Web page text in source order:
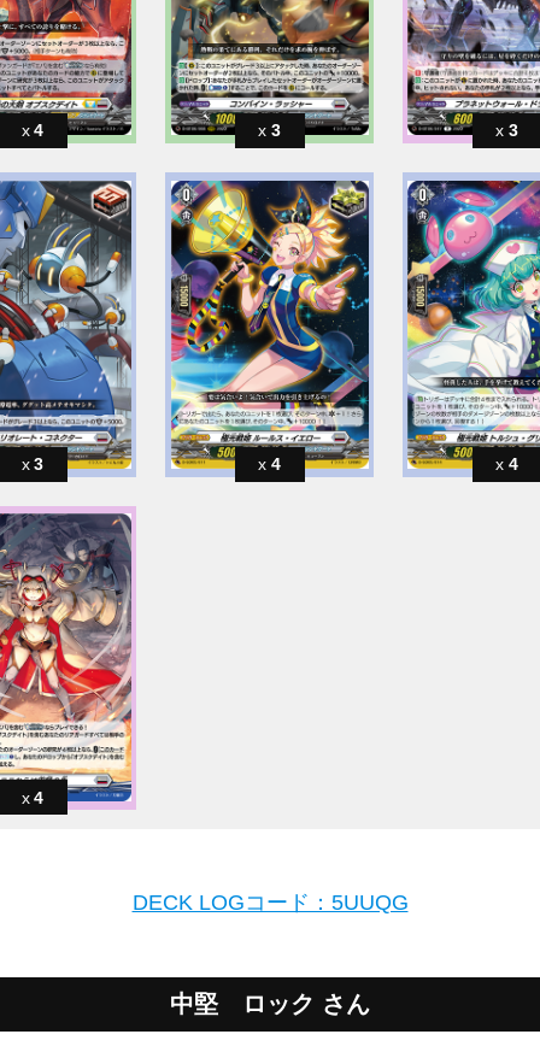
4 3 3
3 4 4
4
DECK LOGコード：5UUQG
中堅 ロック さん